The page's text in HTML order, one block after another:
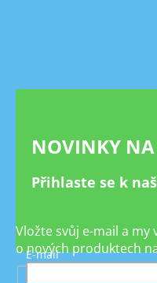
NOVINKY
Přihlaste se k
Vložte svůj e-mail a
o nových produktech
E-mail